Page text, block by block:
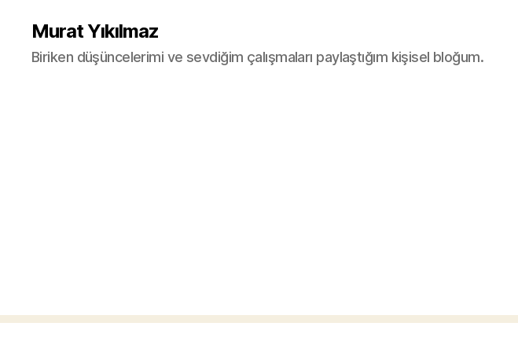
Murat Yıkılmaz
Biriken düşüncelerimi ve sevdiğim çalışmaları paylaştığım kişisel bloğum.